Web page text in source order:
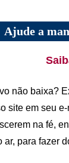
Ajude a
não baixa?
site em seu e-
na fé,
ar, para fazer